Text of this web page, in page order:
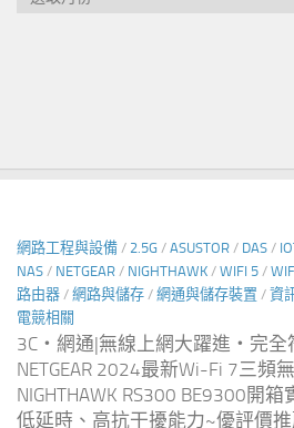
網路工程與設備 / 2.5G / ASUSTOR / DAS /
NAS / NETGEAR / NIGHTHAWK / WIFI 5 /
路由器 / 網路與儲存 / 網通與儲存裝置 / 資
電競相關
3C‧網通|無線上網大躍進‧完全
NETGEAR 2024最新Wi-Fi 7三頻
NIGHTHAWK RS300 BE9300開
低延時、高抗干擾能力~優評價推